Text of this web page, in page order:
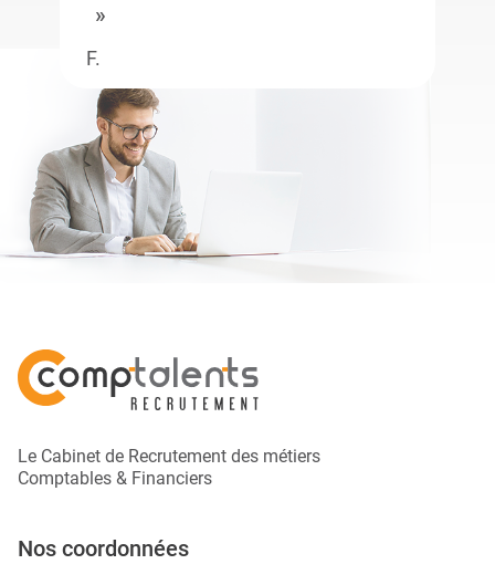
F.
Le Cabinet de Recrutement des métiers
Comptables & Financiers
Nos coordonnées